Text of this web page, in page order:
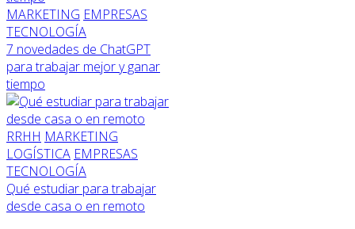
MARKETING EMPRESAS
TECNOLOGÍA
7 novedades de ChatGPT
para trabajar mejor y ganar
tiempo
RRHH MARKETING
LOGÍSTICA EMPRESAS
TECNOLOGÍA
Qué estudiar para trabajar
desde casa o en remoto